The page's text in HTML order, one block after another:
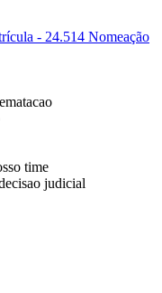
- 24.514 Nomeação
time
judicial